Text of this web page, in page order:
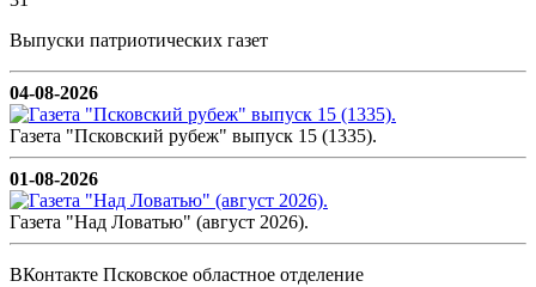
Выпуски патриотических газет
04-08-2026
Газета "Псковский рубеж" выпуск 15 (1335).
01-08-2026
Газета "Над Ловатью" (август 2026).
ВКонтакте Псковское областное отделение